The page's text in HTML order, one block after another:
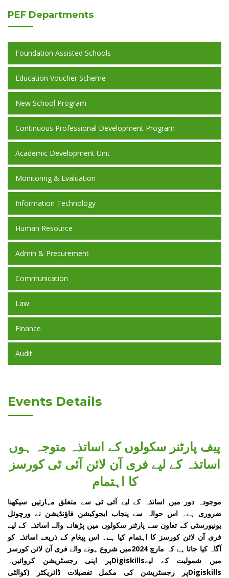
PEF Departments
Foundation Assisted Schools
Education Voucher Scheme
New School Program
Continuous Professional Development Program
Academic Development Unit
Monitoring & Evaluation
Information Technology
Human Resource
Admin & Precurement
Communication
Law
Finance
Audit
Events Details
پیف پارٹنر سکولوں کے اساتذہ متوجہ ہوں
اساتذہ کے لیے فری آن لائن آئی ٹی کورسز
کا اہتمام
موجودہ دور میں اساتذہ کے لیے آئی ٹی سے متعلق مہارتیں سیکھنا
ضروری ہے۔ اس حوالہ سے پنجاب ایجوکیشن فاؤنڈیشن نے ورچوئل
یونیورسٹی کے تعاون سے پارٹنر سکولوں میں پڑھانے والے اساتذہ کے لیے
فری آن لائن کورسز کا اہتمام کیا ہے۔ اس پیغام کے ذریعے اساتذہ کو
آگاہ کیا جاتا ہے کہ مارچ 2024میں شروع ہونے والے فری آن لائن کورسز
میں شمولیت کے لیےDigiskillsپر اپنی رجسٹریشن کروائیں۔
Digiskillsپر رجسٹریشن کی مکمل تفصیلات ڈائریکٹر (کوالٹی